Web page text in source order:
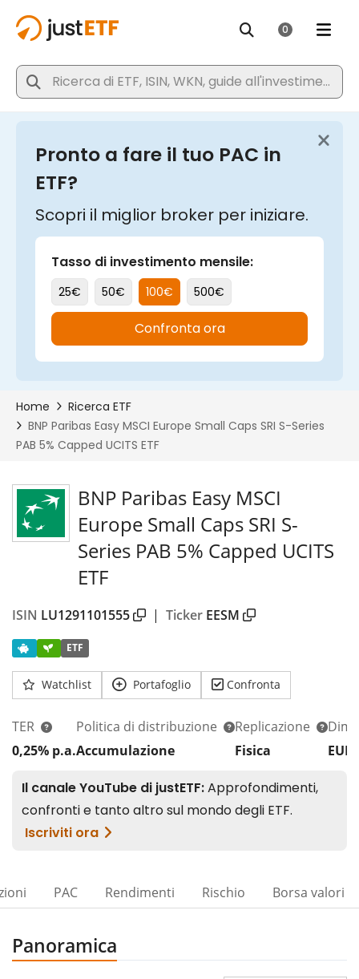
BNP Paribas Easy MSCI
Europe Small Caps SRI S-
Series PAB 5% Capped UCITS
ETF
ISIN LU1291101555 | Ticker EESM
ETF
Watchlist Portafoglio Confronta
TER
0,25% p.a.
Politica di distribuzione
Accumulazione
Replicazione
Fisica
PAC Rendimenti Rischio Borsa valori
Panoramica